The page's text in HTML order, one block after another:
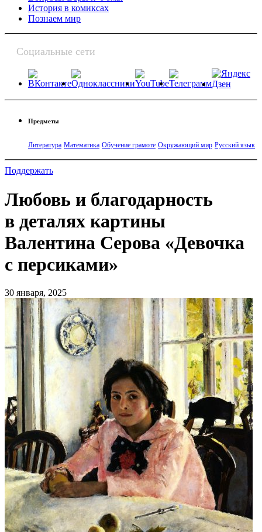
История в комиксах
Познаем мир
Социальные сети
Предметы
Литература Математика Обучение грамоте Окружающий мир Русский язык
Поддержать
Любовь и благодарность
в деталях картины
Валентина Серова «Девочка
с персиками»
30 января, 2025